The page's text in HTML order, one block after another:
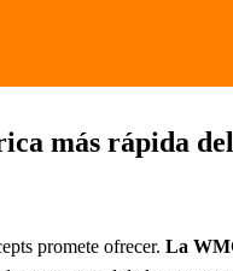
más rápida
promete ofrecer. La